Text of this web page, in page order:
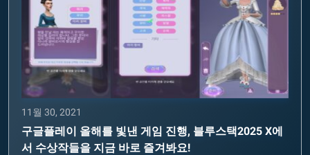
11월 30, 2021
구글플레이 올해를 빛낸 게임 진행, 블루스택2025 X에
서 수상작들을 지금 바로 즐겨봐요!